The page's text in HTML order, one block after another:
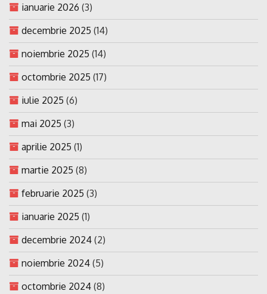
ianuarie 2026 (3)
decembrie 2025 (14)
noiembrie 2025 (14)
octombrie 2025 (17)
iulie 2025 (6)
mai 2025 (3)
aprilie 2025 (1)
martie 2025 (8)
februarie 2025 (3)
ianuarie 2025 (1)
decembrie 2024 (2)
noiembrie 2024 (5)
octombrie 2024 (8)